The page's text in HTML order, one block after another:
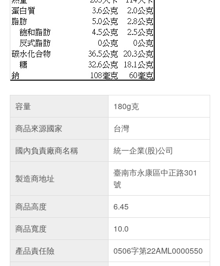
容量
180g克
商品來源國家
台灣
國內負責廠商名稱
統一企業(股)公司
製造商地址
臺南市永康區中正路301
號
商品高度
6.45
商品寬度
10.0
產品責任險
0506字第22AML0000550